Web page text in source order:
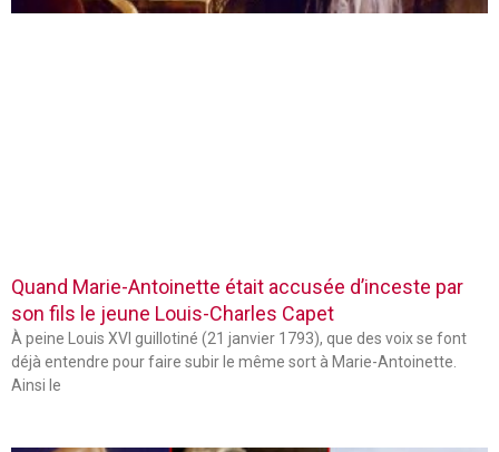
Quand Marie-Antoinette était accusée d’inceste par
son fils le jeune Louis-Charles Capet
À peine Louis XVI guillotiné (21 janvier 1793), que des voix se font
déjà entendre pour faire subir le même sort à Marie-Antoinette.
Ainsi le